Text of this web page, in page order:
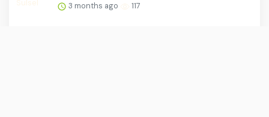
3 months ago 117